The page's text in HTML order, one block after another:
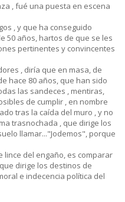
, fué una puesta en escena
, y que ha conseguido
50 años, hartos de que se les
pertinentes y convincentes
, diría que en masa, de
hace 80 años, que han sido
las sandeces , mentiras,
de cumplir , en nombre
tras la caída del muro , y no
trasnochada , que dirige los
llamar..."Jodemos", porque
lince del engaño, es comparar
dirige los destinos de
e indecencia política del